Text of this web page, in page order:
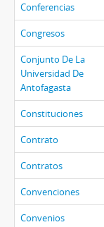
Conferencias
Congresos
Conjunto De La
Universidad De
Antofagasta
Constituciones
Contrato
Contratos
Convenciones
Convenios